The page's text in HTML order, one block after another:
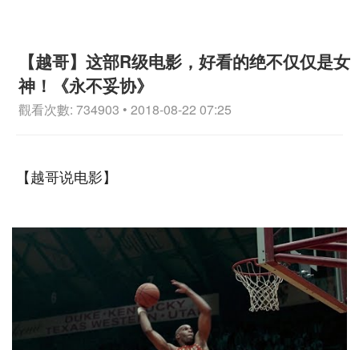
【越哥】这部R级电影，好看的绝不仅仅是女
神！《永不妥协》
觀看次數: 734903 • 2018-08-22 07:25
【越哥说电影】